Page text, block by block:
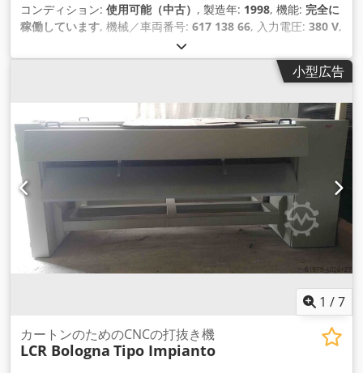
コンディション: 使用可能（中古） , 製造年: 1998, 機能: 完全に
稼働しています, 機械／車両番号: 617 138 66, 入力電圧: 380 V,
5,000 mm
2,000 mm,
小型広告
1 /7
カートンのためのCNCの打抜き機
LCR Bologna Tipo Impianto